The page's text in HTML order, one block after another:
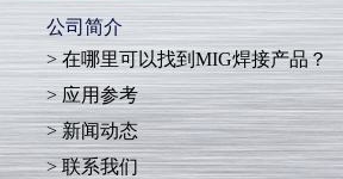
公司简介
在哪里可以找到MIG焊接产品？
应用参考
新闻动态
联系我们